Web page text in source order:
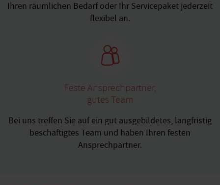
Ihren räumlichen Bedarf oder Ihr Servicepaket jederzeit
flexibel an.
Feste Ansprechpartner,
gutes Team
Bei uns treffen Sie auf ein gut ausgebildetes, langfristig
beschäftigtes Team und haben Ihren festen
Ansprechpartner.